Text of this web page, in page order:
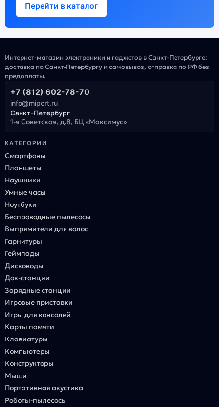
Перейти в каталог
Интернет-магазин электроники и гаджетов в Санкт-Петербурге:
доставка по Санкт-Петербургу и самовывоз, отправка по РФ без
предоплаты.
+7 (812) 602-78-70
info@miport.ru
Санкт-Петербург
1-я Советская, д.8, БЦ «Максимус»
КАТЕГОРИИ
Смартфоны
Планшеты
Наушники
Умные часы
Ноутбуки
Беспроводные пылесосы
Выпрямители для волос
Гарнитуры
Геймпады
Дисководы
Док-станции
Зарядные станции
Игровые приставки
Игры для консолей
Карты памяти
Клавиатуры
Компьютеры
Конструкторы
Мыши
Портативная акустика
Роботы-пылесосы